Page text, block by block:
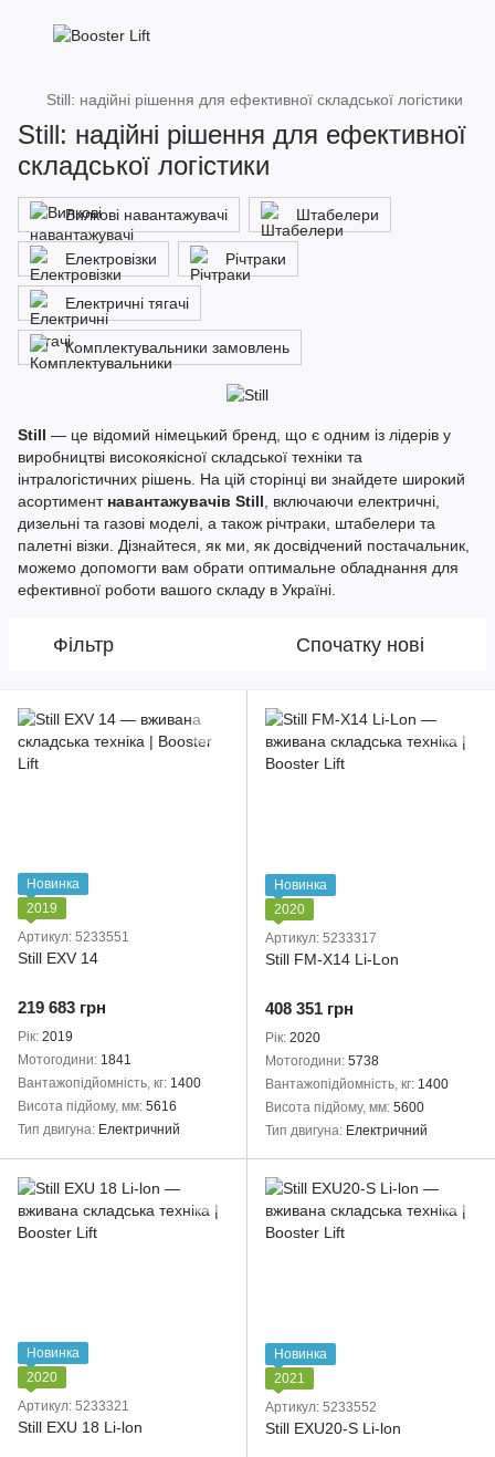
Still: надійні рішення для ефективної складської логістики
Still: надійні рішення для ефективної
складської логістики
Вилкові навантажувачі Штабелери
Електровізки Річтраки
Електричні тягачі
Комплектувальники замовлень
Still — це відомий німецький бренд, що є одним із лідерів у
виробництві високоякісної складської техніки та
інтралогістичних рішень. На цій сторінці ви знайдете широкий
асортимент навантажувачів Still, включаючи електричні,
дизельні та газові моделі, а також річтраки, штабелери та
палетні візки. Дізнайтеся, як ми, як досвідчений постачальник,
можемо допомогти вам обрати оптимальне обладнання для
ефективної роботи вашого складу в Україні.
Фільтр Спочатку нові
Новинка
2019
Артикул: 5233551
Still EXV 14
219 683 грн
Рік 2019
Мотогодини 1841
Вантажопідйомність, кг 1400
Висота підйому, мм 5616
Тип двигуна Електричний
Новинка
2020
Артикул: 5233317
Still FM-X14 Li-Lon
408 351 грн
Рік 2020
Мотогодини 5738
Вантажопідйомність, кг 1400
Висота підйому, мм 5600
Тип двигуна Електричний
Новинка
2020
Артикул: 5233321
Still EXU 18 Li-lon
Новинка
2021
Артикул: 5233552
Still EXU20-S Li-lon